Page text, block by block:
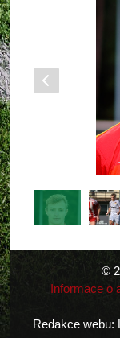
©
Informace o
Redakce webu: